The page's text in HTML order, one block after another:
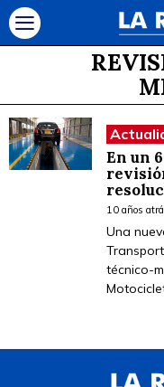
En un
10 años
Una
técnico-